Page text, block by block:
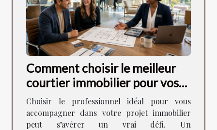
Comment choisir le meilleur
courtier immobilier pour vos
besoins ?
Choisir le professionnel idéal pour vous
accompagner dans votre projet immobilier
peut s’avérer un vrai défi. Un